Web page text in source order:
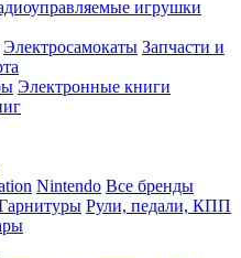
игрушки
Электросамокаты Запчасти и
Электронные книги
Nintendo Все бренды
Рули, педали, КПП